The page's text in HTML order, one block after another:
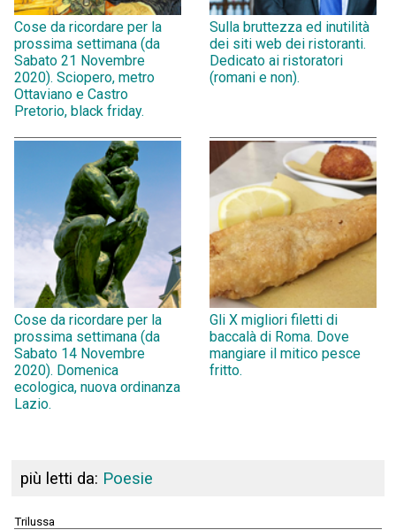
Cose da ricordare per la
prossima settimana (da
Sabato 21 Novembre
2020). Sciopero, metro
Ottaviano e Castro
Pretorio, black friday.
Sulla bruttezza ed inutilità
dei siti web dei ristoranti.
Dedicato ai ristoratori
(romani e non).
Cose da ricordare per la
prossima settimana (da
Sabato 14 Novembre
2020). Domenica
ecologica, nuova ordinanza
Lazio.
Gli X migliori filetti di
baccalà di Roma. Dove
mangiare il mitico pesce
fritto.
più letti da: Poesie
Trilussa